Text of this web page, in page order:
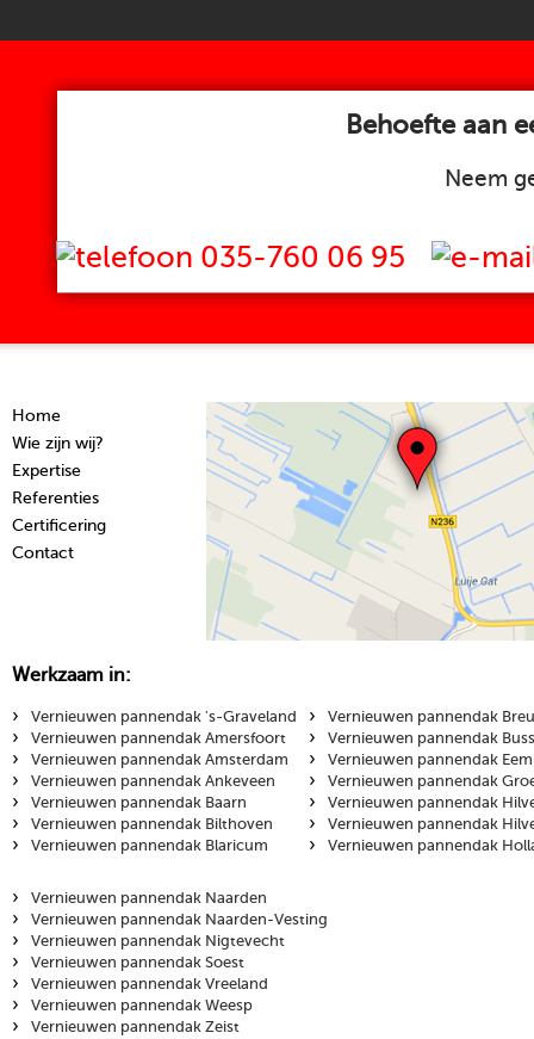
Behoefte aan
Neem
035-760 06 95
Home
Wie zijn wij?
Expertise
Referenties
Certificering
Contact
Werkzaam in:
›
Vernieuwen pannendak 's-Graveland
› Vernieuwen pannendak Amersfoort
› Vernieuwen pannendak Amsterdam
› Vernieuwen pannendak Ankeveen
› Vernieuwen pannendak Baarn
› Vernieuwen pannendak Bilthoven
› Vernieuwen pannendak Blaricum
› Vernieuwen pannendak
› Vernieuwen pannendak
› Vernieuwen pannendak
› Vernieuwen pannendak
› Vernieuwen pannendak
› Vernieuwen pannendak
› Vernieuwen pannendak
› Vernieuwen pannendak Naarden
› Vernieuwen pannendak Naarden-Vesting
› Vernieuwen pannendak Nigtevecht
› Vernieuwen pannendak Soest
› Vernieuwen pannendak Vreeland
› Vernieuwen pannendak Weesp
› Vernieuwen pannendak Zeist